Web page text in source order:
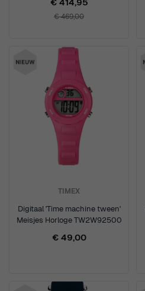
€ 469,00
TIMEX
Digitaal 'Time machine tween'
Meisjes Horloge TW2W92500
€ 49,00